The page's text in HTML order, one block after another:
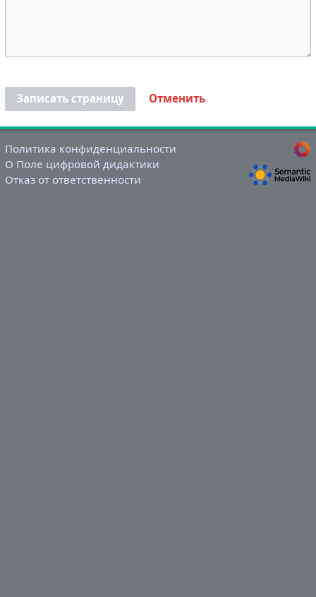
Записать страницу Отменить
Политика конфиденциальности
О Поле цифровой дидактики
Отказ от ответственности